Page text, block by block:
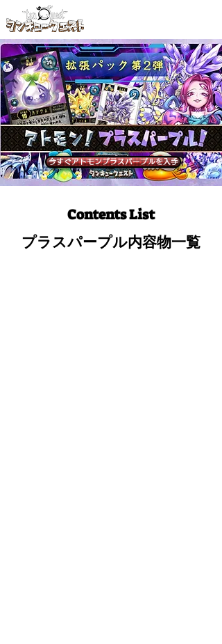
今すぐアトモンプラスパープルを入手
Contents List
プラスパープル内容物一覧